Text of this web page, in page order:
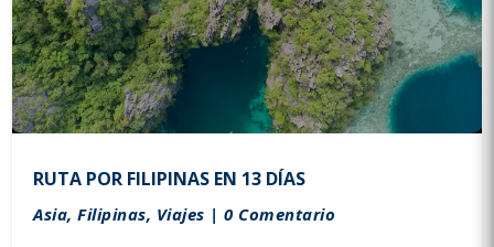
RUTA POR FILIPINAS EN 13 DÍAS
Asia,Filipinas, Viajes | 0 Comentario